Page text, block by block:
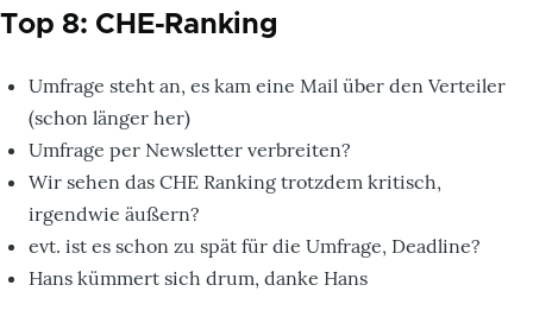
Top 8: CHE-Ranking
Umfrage steht an, es kam eine Mail über den Verteiler
(schon länger her)
Umfrage per Newsletter verbreiten?
Wir sehen das CHE Ranking trotzdem kritisch,
irgendwie äußern?
evt. ist es schon zu spät für die Umfrage, Deadline?
Hans kümmert sich drum, danke Hans